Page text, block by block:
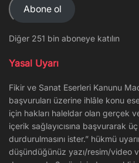
Abone ol
Diğer 251 bin aboneye katılın
Yasal Uyarı
Fikir ve Sanat Eserleri Kanunu
başvuruları üzerine ihlâle konu
için hakları haleldar olan gerçek
içerik sağlayıcısına başvurarak
durdurulmasını ister.” hükmü
düşündüğünüz yazı/resim/video